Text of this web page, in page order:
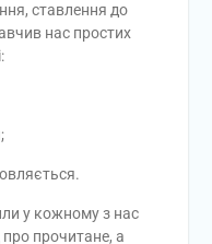
ставлення до
нас простих
у кожному з нас
прочитане, а